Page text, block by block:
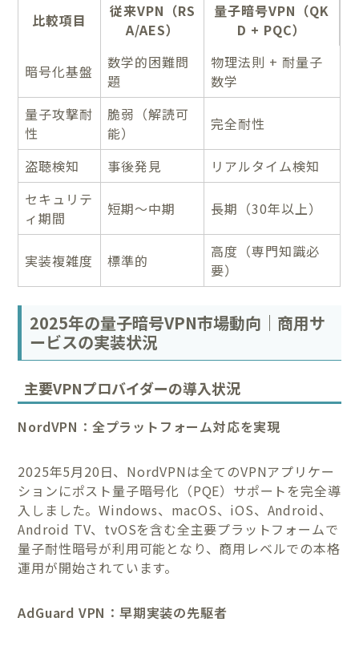
比較項目
従来VPN（RS
A/AES）
量子暗号VPN（QK
D + PQC）
暗号化基盤
数学的困難問
題
物理法則 + 耐量子
数学
量子攻撃耐
性
脆弱（解読可
能）
完全耐性
盗聴検知 事後発見
リアルタイム検知
セキュリテ
ィ期間
短期～中期 長期（30年以上）
実装複雑度 標準的
高度（専門知識必
要）
2025年の量子暗号VPN市場動向｜商用サ
ービスの実装状況
主要VPNプロバイダーの導入状況
NordVPN：全プラットフォーム対応を実現
2025年5月20日、NordVPNは全てのVPNアプリケー
ションにポスト量子暗号化（PQE）サポートを完全導
入しました。Windows、macOS、iOS、Android、
Android TV、tvOSを含む全主要プラットフォームで
量子耐性暗号が利用可能となり、商用レベルでの本格
運用が開始されています。
AdGuard VPN：早期実装の先駆者